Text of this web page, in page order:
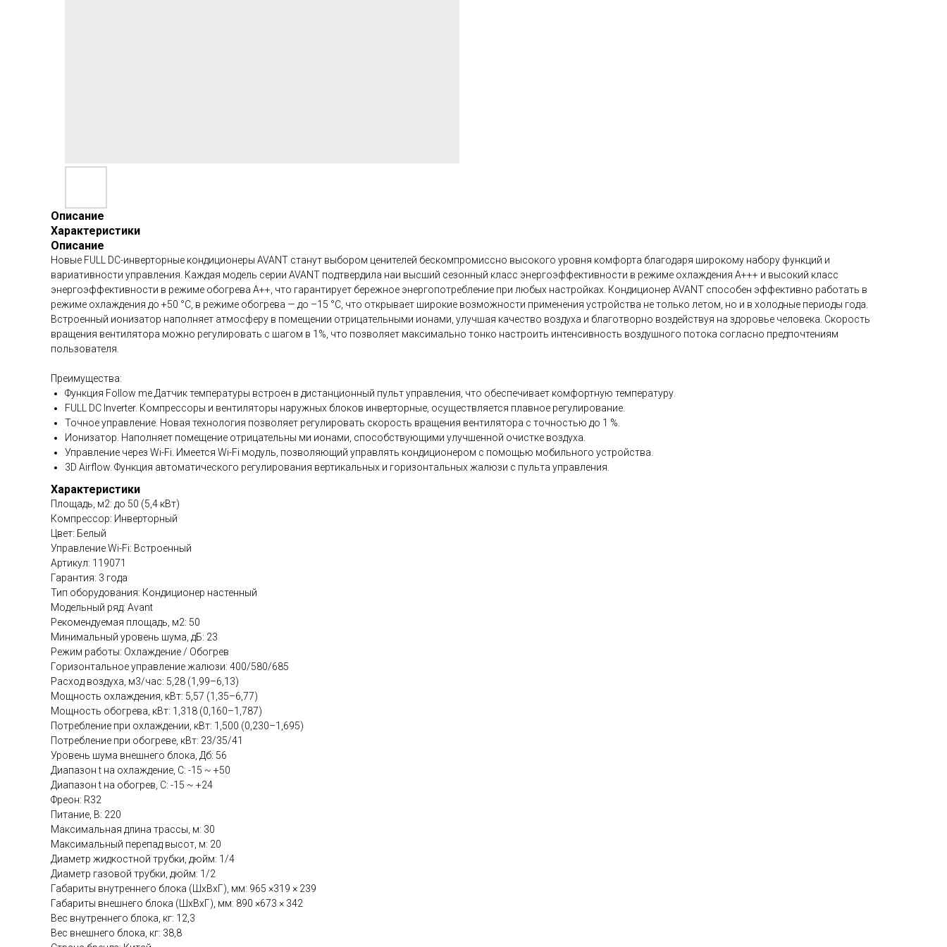
Описание
Характеристики
Описание
Новые FULL DC-инверторные кондиционеры AVANT станут выбором ценителей бескомпромиссно высокого уровня комфорта благодаря широкому набору функций и
вариативности управления. Каждая модель серии AVANT подтвердила наи высший сезонный класс энергоэффективности в режиме охлаждения A+++ и высокий класс
энергоэффективности в режиме обогрева A++, что гарантирует бережное энергопотребление при любых настройках. Кондиционер AVANT способен эффективно работать в
режиме охлаждения до +50 °C, в режиме обогрева — до –15 °C, что открывает широкие возможности применения устройства не только летом, но и в холодные периоды года.
Встроенный ионизатор наполняет атмосферу в помещении отрицательными ионами, улучшая качество воздуха и благотворно воздействуя на здоровье человека. Скорость
вращения вентилятора можно регулировать с шагом в 1%, что позволяет максимально тонко настроить интенсивность воздушного потока согласно предпочтениям
пользователя.
Преимущества:
Функция Follow me.Датчик температуры встроен в дистанционный пульт управления, что обеспечивает комфортную температуру.
FULL DC Inverter. Компрессоры и вентиляторы наружных блоков инверторные, осуществляется плавное регулирование.
Точное управление. Новая технология позволяет регулировать скорость вращения вентилятора с точностью до 1 %.
Ионизатор. Наполняет помещение отрицательны ми ионами, способствующими улучшенной очистке воздуха.
Управление через Wi-Fi. Имеется Wi-Fi модуль, позволяющий управлять кондиционером с помощью мобильного устройства.
3D Airflow. Функция автоматического регулирования вертикальных и горизонтальных жалюзи с пульта управления.
Характеристики
Площадь, м2: до 50 (5,4 кВт)
Компрессор: Инверторный
Цвет: Белый
Управление Wi-Fi: Встроенный
Артикул: 119071
Гарантия: 3 года
Тип оборудования: Кондиционер настенный
Модельный ряд: Avant
Рекомендуемая площадь, м2: 50
Минимальный уровень шума, дБ: 23
Режим работы: Охлаждение / Обогрев
Горизонтальное управление жалюзи: 400/580/685
Расход воздуха, м3/час: 5,28 (1,99–6,13)
Мощность охлаждения, кВт: 5,57 (1,35–6,77)
Мощность обогрева, кВт: 1,318 (0,160–1,787)
Потребление при охлаждении, кВт: 1,500 (0,230–1,695)
Потребление при обогреве, кВт: 23/35/41
Уровень шума внешнего блока, Дб: 56
Диапазон t на охлаждение, C: -15 ~ +50
Диапазон t на обогрев, C: -15 ~ +24
Фреон: R32
Питание, В: 220
Максимальная длина трассы, м: 30
Максимальный перепад высот, м: 20
Диаметр жидкостной трубки, дюйм: 1/4
Диаметр газовой трубки, дюйм: 1/2
Габариты внутреннего блока (ШхВхГ), мм: 965 ×319 × 239
Габариты внешнего блока (ШхВхГ), мм: 890 ×673 × 342
Вес внутреннего блока, кг: 12,3
Вес внешнего блока, кг: 38,8